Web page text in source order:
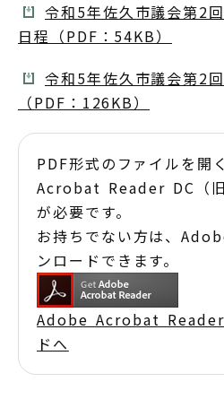
令和5年佐久市議会第2
日程（PDF：54KB）
令和5年佐久市議会第2
（PDF：126KB）
PDF形式のファイルを開
Acrobat Reader DC（
が必要です。
お持ちでない方は、
ンロードできます。
Adobe Acrobat Reader
ドへ